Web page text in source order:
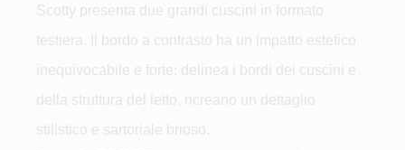
Scotty presenta due grandi cuscini in formato
testiera. Il bordo a contrasto ha un impatto estetico
inequivocabile e forte: delinea i bordi dei cuscini e
della struttura del letto, ricreano un dettaglio
stilistico e sartoriale brioso.